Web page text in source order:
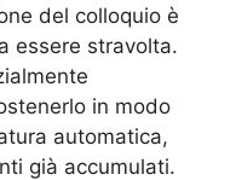
del colloquio è
essere stravolta.
in modo
automatica,
già accumulati.